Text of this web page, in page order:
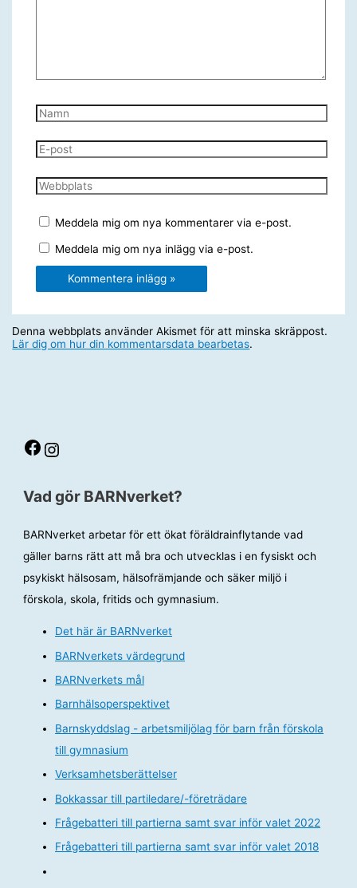
Namn
E-
post
Webbplats
Meddela mig om nya kommentarer via e-post.
Meddela mig om nya inlägg via e-post.
Denna webbplats använder Akismet för att minska skräppost.
Lär dig om hur din kommentarsdata bearbetas.
Facebook Instagram
Vad gör BARNverket?
BARNverket arbetar för ett ökat föräldrainflytande vad
gäller barns rätt att må bra och utvecklas i en fysiskt och
psykiskt hälsosam, hälsofrämjande och säker miljö i
förskola, skola, fritids och gymnasium.
Det här är BARNverket
BARNverkets värdegrund
BARNverkets mål
Barnhälsoperspektivet
Barnskyddslag - arbetsmiljölag för barn från förskola
till gymnasium
Verksamhetsberättelser
Bokkassar till partiledare/-företrädare
Frågebatteri till partierna samt svar inför valet 2022
Frågebatteri till partierna samt svar inför valet 2018